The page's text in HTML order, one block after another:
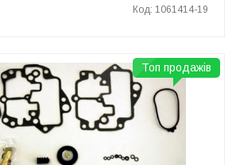
Код: 1061414-19
Топ продажів